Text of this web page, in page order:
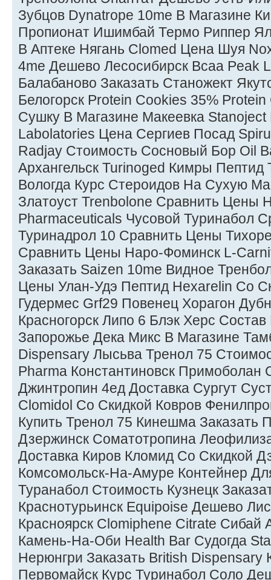
Зубцов Dynatrope 10me В Магазине
Пропионат Ишимбай Термо Риппер
В Аптеке Нягань Clomed Цена Шуя
4me Дешево Лесосибирск Bcaa Peak
Балабаново Заказать Станожект
Белогорск Protein Cookies 35%
Сушку В Магазине Макеевка
Labolatories Цена Сергиев Посад
Radjay Стоимость Сосновый Бор Oil
Архангельск Turinoged Кимры Пептид
Вологда Курс Стероидов На Сухую
Златоуст Trenbolone Сравнить Цены
Pharmaceuticals Чусовой Туринабол
Туринадрол 10 Сравнить Цены
Сравнить Цены Наро-Фоминск L-
Заказать Saizen 10me Видное
Цены Улан-Удэ Пептид Hexarelin Со
Гудермес Grf29 Повенец Хорагон
Красногорск Липо 6 Блэк Херс
Запорожье Дека Микс В Магазине
Dispensary Лысьва Тренол 75
Pharma Константиновск Примоболан
Джинтропин 4ед Доставка Сургут
Clomidol Со Скидкой Ковров
Купить Тренол 75 Кинешма Заказать
Дзержинск Соматотропина
Доставка Киров Кломид Со Скидкой
Комсомольск-На-Амуре Контейнер
Туранабол Стоимость Кузнецк
Краснотурьинск Equipoise Дешево
Красноярск Clomiphene Citrate Сибай
Камень-На-Оби Health Bar Судогда
Нерюнгри Заказать British Dispensary
Первомайск Курс Туринабол Соло